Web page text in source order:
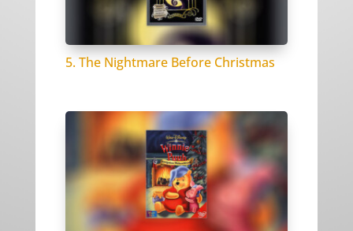
5. The Nightmare Before Christmas